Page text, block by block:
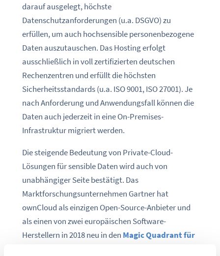
darauf ausgelegt, höchste
Datenschutzanforderungen (u.a. DSGVO) zu
erfüllen, um auch hochsensible personenbezogene
Daten auszutauschen. Das Hosting erfolgt
ausschließlich in voll zertifizierten deutschen
Rechenzentren und erfüllt die höchsten
Sicherheitsstandards (u.a. ISO 9001, ISO 27001). Je
nach Anforderung und Anwendungsfall können die
Daten auch jederzeit in eine On-Premises-
Infrastruktur migriert werden.
Die steigende Bedeutung von Private-Cloud-
Lösungen für sensible Daten wird auch von
unabhängiger Seite bestätigt. Das
Marktforschungsunternehmen Gartner hat
ownCloud als einzigen Open-Source-Anbieter und
als einen von zwei europäischen Software-
Herstellern in 2018 neu in den Magic Quadrant für